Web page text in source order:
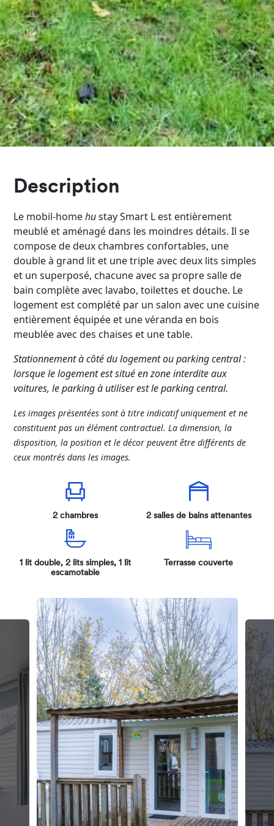
Description
Le mobil-homehustay Smart L est entièrement
meublé et aménagé dans les moindres détails. Il se
compose de deux chambres confortables, une
double à grand lit et une triple avec deux lits simples
et un superposé, chacune avec sa propre salle de
bain complète avec lavabo, toilettes et douche. Le
logement est complété par un salon avec une cuisine
entièrement équipée et une véranda en bois
meublée avec des chaises et une table.
Stationnement à côté du logement ou parking central :
lorsque le logement est situé en zone interdite aux
voitures, le parking à utiliser est le parking central.
Les images présentées sont à titre indicatif uniquement et ne
constituent pas un élément contractuel. La dimension, la
disposition, la position et le décor peuvent être différents de
ceux montrés dans les images.
2 chambres 2 salles de bains attenantes
1 lit double, 2 lits simples, 1 lit
escamotable
Terrasse couverte